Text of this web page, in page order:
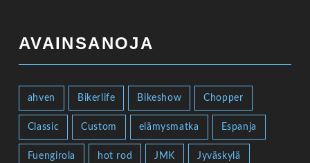
AVAINSANOJA
ahven Bikerlife Bikeshow Chopper
Classic Custom elämysmatka Espanja
Fuengirola hot rod JMK Jyväskylä